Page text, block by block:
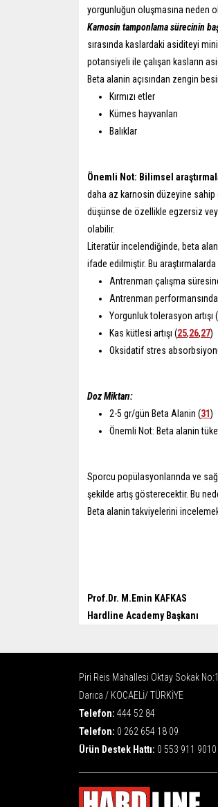
yorgunluğun oluşmasına neden
Karnosin tamponlama sürecinin
sırasında kaslardaki asiditeyi
potansiyeli ile çalışan kasların
Beta alanin açısından zengin
Kırmızı etler
Kümes hayvanları
Balıklar
Önemli Not: Bilimsel
daha az karnosin düzeyine
düşünse de özellikle egzersiz
olabilir.
Literatür incelendiğinde, beta
ifade edilmiştir. Bu
Antrenman çalışma
Antrenman
Yorgunluk tolerasyon artışı (
Kas kütlesi artışı (25,26,27)
Oksidatif stres
Doz Miktarı:
2-5 gr/gün Beta Alanin (31)
Önemli Not: Beta alanin
Sporcu popülasyonlarında ve
şekilde artış gösterecektir. Bu
Beta alanin takviyelerini
Prof.Dr. M.Emin KAFKAS
Hardline Academy Başkanı
Piri Reis Mahallesi Oktay Sokak
Darıca / KOCAELİ/ TÜRKİYE
Telefon: 444 52 84
Telefon: 0 262 654 18 09
Ürün Destek Hattı: 0 553 911 9010